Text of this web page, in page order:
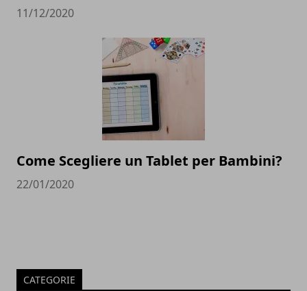
11/12/2020
Come Scegliere un Tablet per Bambini?
22/01/2020
CATEGORIE